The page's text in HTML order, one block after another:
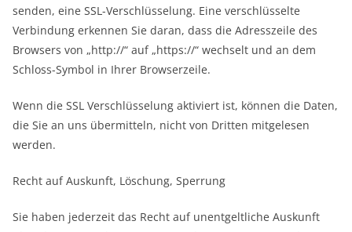
senden, eine SSL-Verschlüsselung. Eine verschlüsselte
Verbindung erkennen Sie daran, dass die Adresszeile des
Browsers von „http://“ auf „https://“ wechselt und an dem
Schloss-Symbol in Ihrer Browserzeile.
Wenn die SSL Verschlüsselung aktiviert ist, können die Daten,
die Sie an uns übermitteln, nicht von Dritten mitgelesen
werden.
Recht auf Auskunft, Löschung, Sperrung
Sie haben jederzeit das Recht auf unentgeltliche Auskunft